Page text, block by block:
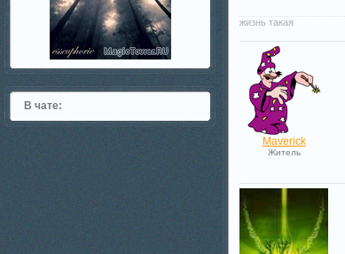
В чате:
жизнь такая
Maverick
Житель